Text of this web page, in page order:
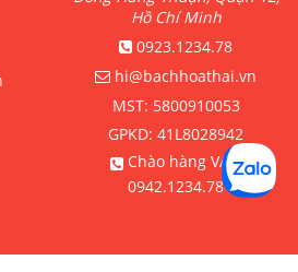
Hồ Chí Minh
0923.1234.78
hi@bachhoathai.vn
MST: 5800910053
GPKD: 41L8028942
Chào hàng VAT:
0942.1234.78